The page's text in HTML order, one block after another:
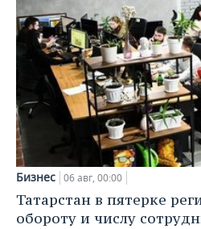
Бизнес 06 авг, 00:00
Татарстан в пятерке
обороту и числу